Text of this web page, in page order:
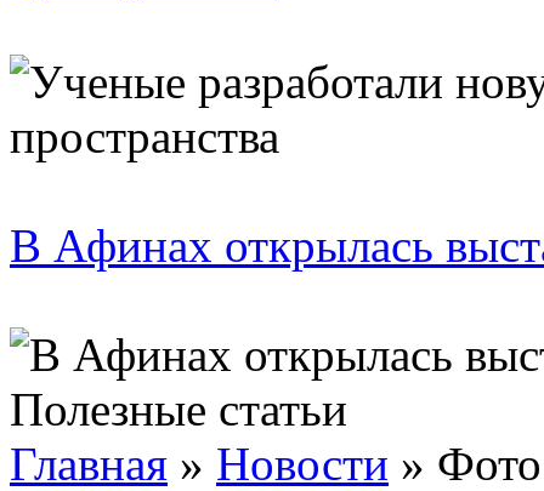
В Афинах открылась
Полезные статьи
Главная » Новости »